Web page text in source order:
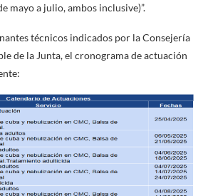
mayo a julio, ambos inclusive)”.
técnicos indicados por la Consejería
de la Junta, el cronograma de actuación